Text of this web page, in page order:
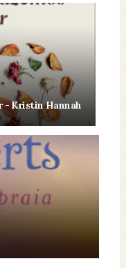
- Kristin Hannah